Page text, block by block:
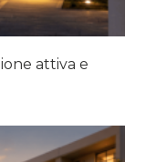
attiva e